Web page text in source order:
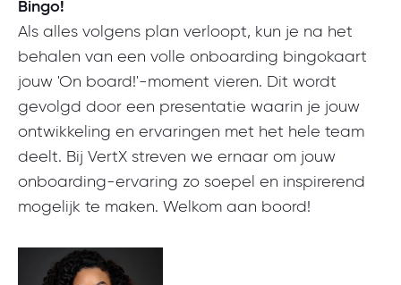
Bingo!
Als alles volgens plan verloopt, kun je na het
behalen van een volle onboarding bingokaart
jouw 'On board!'-moment vieren. Dit wordt
gevolgd door een presentatie waarin je jouw
ontwikkeling en ervaringen met het hele team
deelt. Bij VertX streven we ernaar om jouw
onboarding-ervaring zo soepel en inspirerend
mogelijk te maken. Welkom aan boord!